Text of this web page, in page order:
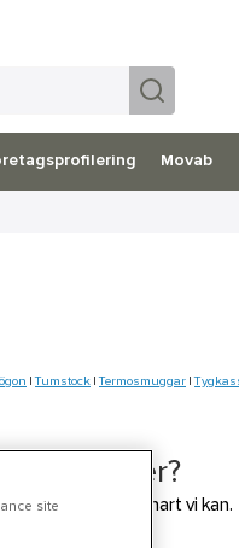
Movab
Tumstock Termosmuggar
veta mer?
vi dig så snart vi kan.
site